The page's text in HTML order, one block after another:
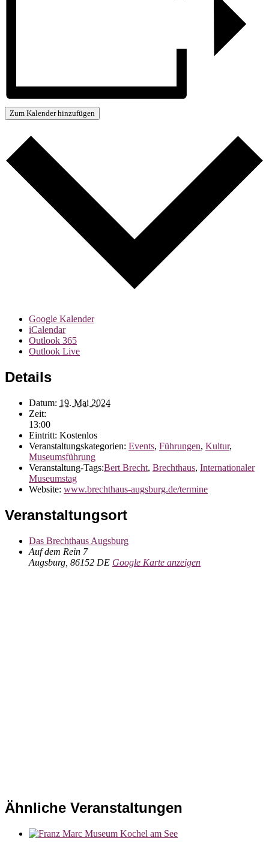
Zum Kalender hinzufügen
Google Kalender
iCalendar
Outlook 365
Outlook Live
Details
Datum: 19. Mai 2024
Zeit:
13:00
Eintritt: Kostenlos
Veranstaltungskategorien: Events, Führungen, Kultur,
Museumsführung
Veranstaltung-Tags:Bert Brecht, Brechthaus, Internationaler
Museumstag
Website: www.brechthaus-augsburg.de/termine
Veranstaltungsort
Das Brechthaus Augsburg
Auf dem Rein 7
Augsburg 86152 DE Google Karte anzeigen
Ähnliche Veranstaltungen